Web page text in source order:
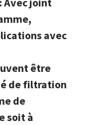
avec
être
de filtration
de
soit à